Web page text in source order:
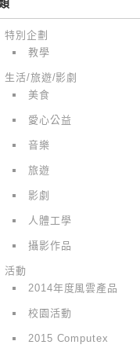
特別企劃
教學
生活/旅遊/影劇
美食
愛心公益
音樂
旅遊
影劇
人體工學
攝影作品
活動
2014年度風雲產品
校園活動
2015 Computex